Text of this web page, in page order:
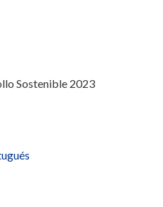
Sostenible 2023